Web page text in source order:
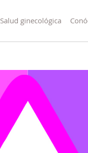
Salud ginecológica